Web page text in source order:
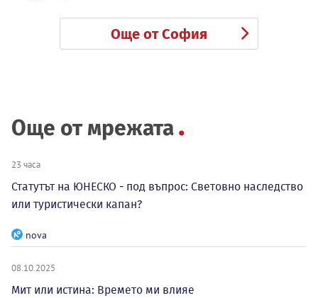
Още от София
Още от мрежата
23 часа
Статутът на ЮНЕСКО - под въпрос: Световно наследство
или туристически капан?
nova
08.10.2025
Мит или истина: Времето ми влияе